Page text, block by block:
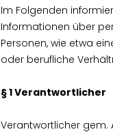
Im Folgenden
Informationen über
Personen, wie etwa
oder berufliche
§ 1 Verantwortlicher
Verantwortlicher gem.